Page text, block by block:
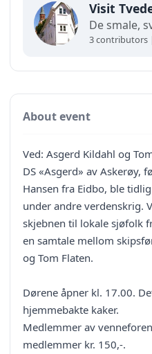
Visit
3 contributors
About event
Ved: Asgerd Kildahl og
DS «Asgerd» av Askerøy,
Hansen fra Eidbo, ble
under andre verdenskrig.
skjebnen til lokale sjøfolk
en samtale mellom
og Tom Flaten.
Dørene åpner kl. 17.00.
hjemmebakte kaker.
Medlemmer av
medlemmer kr. 150,-.